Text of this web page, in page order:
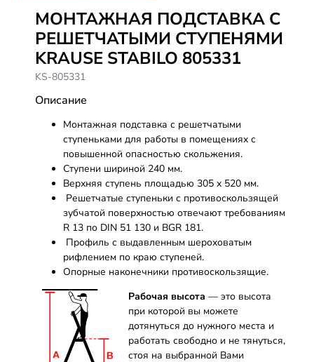
МОНТАЖНАЯ ПОДСТАВКА С
РЕШЕТЧАТЫМИ СТУПЕНЯМИ
KRAUSE STABILO 805331
KS-805331
Описание
Монтажная подставка с решетчатыми
ступеньками для работы в помещениях с
повышенной опасностью скольжения.
Ступени шириной 240 мм.
Верхняя ступень площадью 305 х 520 мм.
Решетчатые ступеньки с противоскользящей
зубчатой поверхностью отвечают требованиям
R 13 по DIN 51 130 и BGR 181.
Профиль с выдавленным шероховатым
рифлением по краю ступеней.
Опорные наконечники противоскользящие.
Рабочая высота — это высота
при которой вы можете
дотянуться до нужного места и
работать свободно и не тянуться,
стоя на выбранной Вами